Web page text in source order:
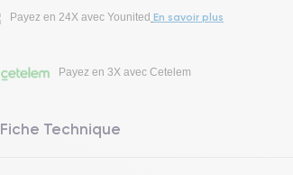
Payez en 24X avec Younited En savoir plus
Payez en 3X avec Cetelem
Fiche Technique